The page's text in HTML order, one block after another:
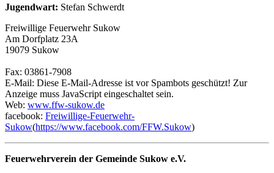
Jugendwart: Stefan Schwerdt
Freiwillige Feuerwehr Sukow
Am Dorfplatz 23A
19079 Sukow
Fax: 03861-7908
E-Mail: Diese E-Mail-Adresse ist vor Spambots geschützt! Zur
Anzeige muss JavaScript eingeschaltet sein.
Web: www.ffw-sukow.de
facebook: Freiwillige-Feuerwehr-
Sukow(https://www.facebook.com/FFW.Sukow)
Feuerwehrverein der Gemeinde Sukow e.V.